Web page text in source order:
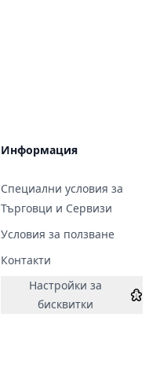
Информация
Специални условия за
Търговци и Сервизи
Условия за ползване
Контакти
Настройки за
бисквитки